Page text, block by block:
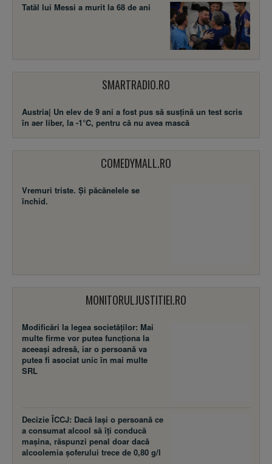
Tatăl lui Messi a murit la 68 de ani
SMARTRADIO.RO
Austria| Un elev de 9 ani a fost pus să susţină un test scris
în aer liber, la -1°C, pentru că nu avea mască
COMEDYMALL.RO
Vremuri triste. Şi păcănelele se
închid.
MONITORULJUSTITIEI.RO
Modificări la legea societăţilor: Mai
multe firme vor putea funcţiona la
aceeaşi adresă, iar o persoană va
putea fi asociat unic în mai multe
SRL
Decizie ÎCCJ: Dacă laşi o persoană ce
a consumat alcool să îţi conducă
maşina, răspunzi penal doar dacă
alcoolemia şoferului trece de 0,80 g/l